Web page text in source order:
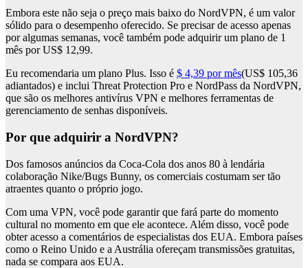
Embora este não seja o preço mais baixo do NordVPN, é um valor
sólido para o desempenho oferecido. Se precisar de acesso apenas
por algumas semanas, você também pode adquirir um plano de 1
mês por US$ 12,99.
Eu recomendaria um plano Plus. Isso é $ 4,39 por mês(US$ 105,36
adiantados) e inclui Threat Protection Pro e NordPass da NordVPN,
que são os melhores antivírus VPN e melhores ferramentas de
gerenciamento de senhas disponíveis.
Por que adquirir a NordVPN?
Dos famosos anúncios da Coca-Cola dos anos 80 à lendária
colaboração Nike/Bugs Bunny, os comerciais costumam ser tão
atraentes quanto o próprio jogo.
Com uma VPN, você pode garantir que fará parte do momento
cultural no momento em que ele acontece. Além disso, você pode
obter acesso a comentários de especialistas dos EUA. Embora países
como o Reino Unido e a Austrália ofereçam transmissões gratuitas,
nada se compara aos EUA.